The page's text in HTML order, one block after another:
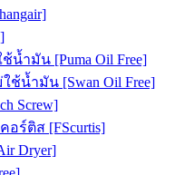
ำมัน [Puma Oil Free]
น้ำมัน [Swan Oil Free]
Screw]
อร์ติส [FScurtis]
Dryer]